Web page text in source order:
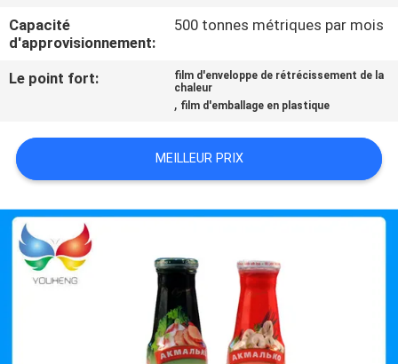
CONTACTEZ-
NOUS
DEMANDEZ
UNE
CITATION
PLAN
Capacité
d'approvisionnement:
500 tonnes métriques par mois
Le point fort:
film d'enveloppe de rétrécissement de la
chaleur
, film d'emballage en plastique
MEILLEUR PRIX